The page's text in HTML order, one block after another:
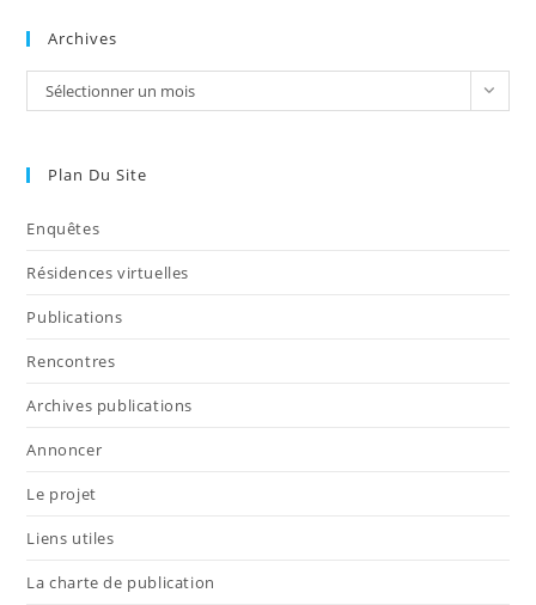
Archives
Sélectionner un mois
Plan Du Site
Enquêtes
Résidences virtuelles
Publications
Rencontres
Archives publications
Annoncer
Le projet
Liens utiles
La charte de publication